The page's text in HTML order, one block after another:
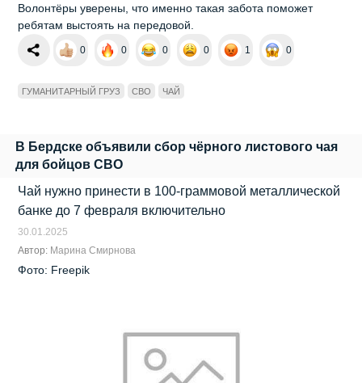
Волонтёры уверены, что именно такая забота поможет
ребятам выстоять на передовой.
0 0 0 0 1 0
ГУМАНИТАРНЫЙ ГРУЗ СВО ЧАЙ
В Бердске объявили сбор чёрного листового чая
для бойцов СВО
Чай нужно принести в 100-граммовой металлической
банке до 7 февраля включительно
30.01.2025
Автор: Марина Смирнова
Фото: Freepik